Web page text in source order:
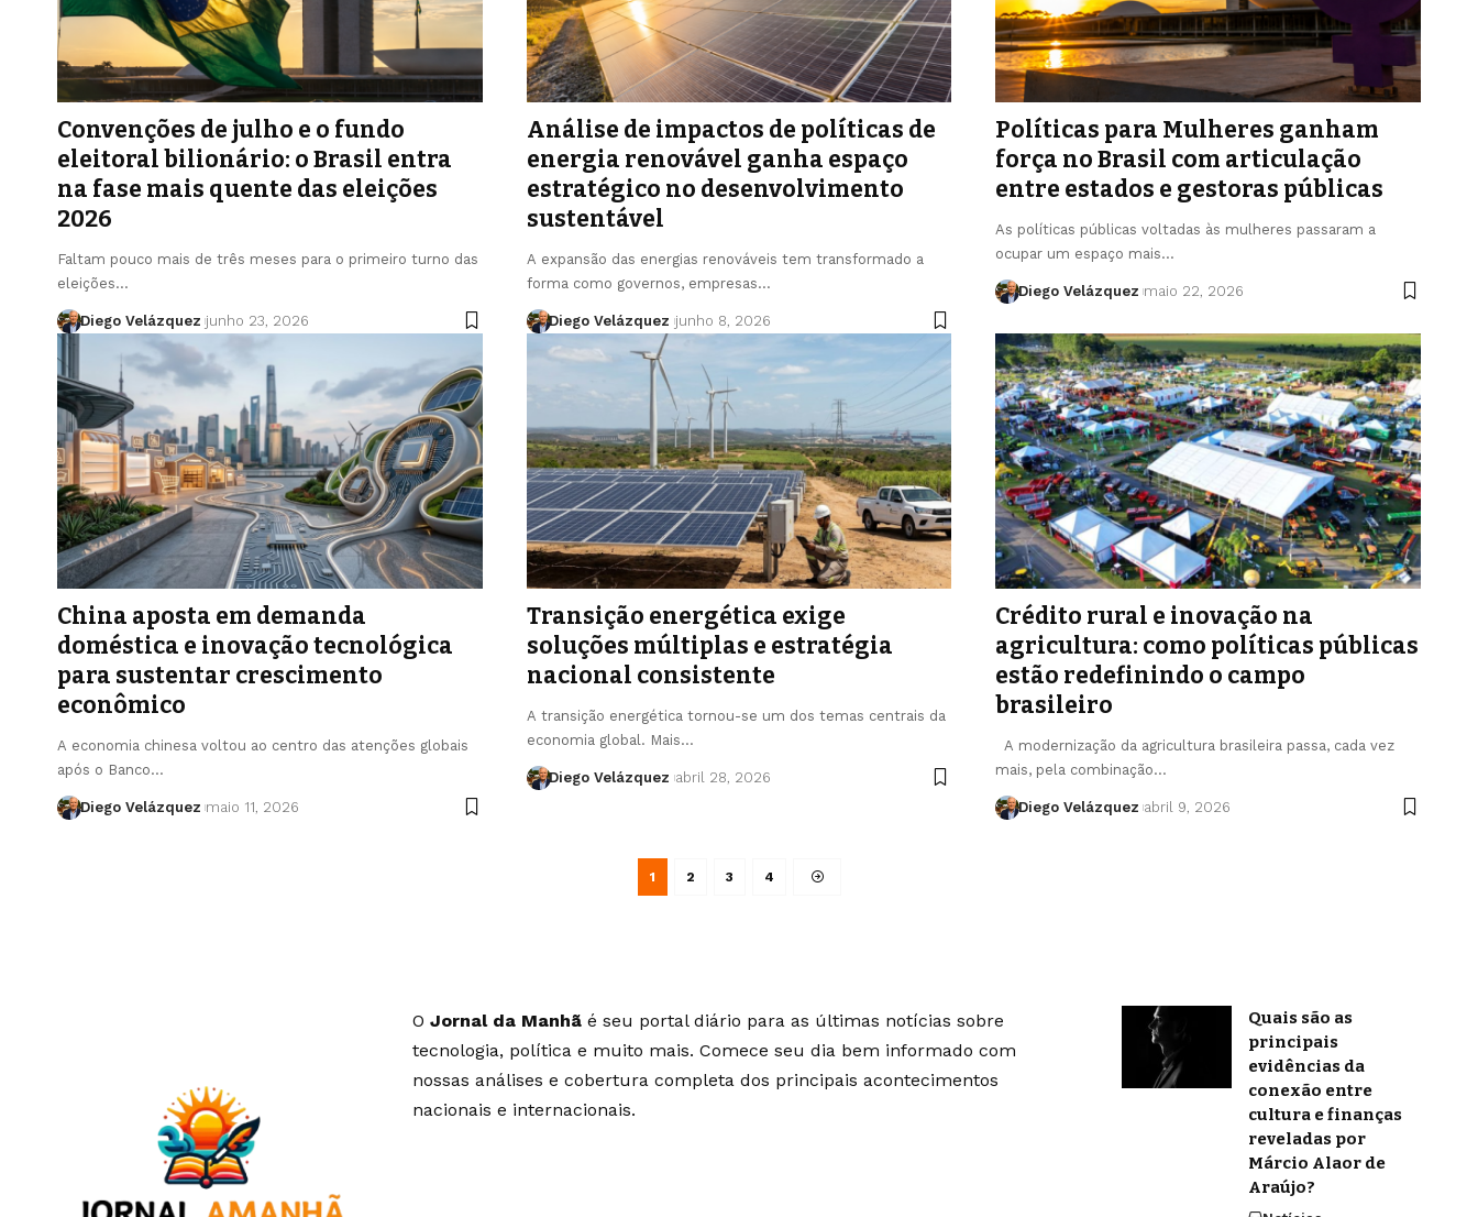
Convenções de julho e o fundo
eleitoral bilionário: o Brasil entra
na fase mais quente das eleições
2026
Faltam pouco mais de três meses para o primeiro turno das
eleições…
Diego Velázquez junho 23, 2026
Análise de impactos de políticas de
energia renovável ganha espaço
estratégico no desenvolvimento
sustentável
A expansão das energias renováveis tem transformado a
forma como governos, empresas…
Diego Velázquez junho 8, 2026
Políticas para Mulheres ganham
força no Brasil com articulação
entre estados e gestoras públicas
As políticas públicas voltadas às mulheres passaram a
ocupar um espaço mais…
Diego Velázquez maio 22, 2026
China aposta em demanda
doméstica e inovação tecnológica
para sustentar crescimento
econômico
A economia chinesa voltou ao centro das atenções globais
após o Banco…
Diego Velázquez maio 11, 2026
Transição energética exige
soluções múltiplas e estratégia
nacional consistente
A transição energética tornou-se um dos temas centrais da
economia global. Mais…
Diego Velázquez abril 28, 2026
Crédito rural e inovação na
agricultura: como políticas públicas
estão redefinindo o campo
brasileiro
A modernização da agricultura brasileira passa, cada vez
mais, pela combinação…
Diego Velázquez abril 9, 2026
1 2 3 4
O Jornal da Manhãé seu portal diário para as últimas notícias sobre
tecnologia, política e muito mais. Comece seu dia bem informado com
nossas análises e cobertura completa dos principais acontecimentos
nacionais e internacionais.
Quais são as
principais
evidências da
conexão entre
cultura e finanças
reveladas por
Márcio Alaor de
Araújo?